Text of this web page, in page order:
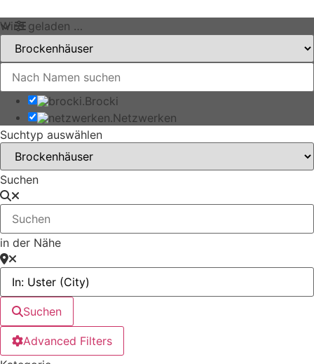
Wird geladen …
Brocki
Netzwerken
Suchtyp auswählen
Suchen
in der Nähe
Suchen
Advanced Filters